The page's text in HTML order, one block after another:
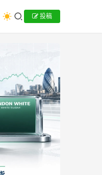
投稿